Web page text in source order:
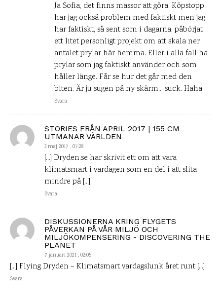
Ja Sofia, det finns massor att göra. Köpstopp
har jag också problem med faktiskt men jag
har faktiskt, så sent som i dagarna, påbörjat
ett litet personligt projekt om att skala ner
antalet prylar här hemma. Eller i alla fall ha
prylar som jag faktiskt använder och som
håller länge. Får se hur det går med den
biten. Är ju sugen på ny skärm… suck. Haha!
Svara
STORIES FRÅN APRIL 2017 | 155 CM
UTMANAR VÄRLDEN
3 maj 2017 , 07:28
[…] Dryden.se har skrivit ett om att vara
klimatsmart i vardagen som en del i att slita
mindre på […]
Svara
DISKUSSIONERNA KRING FLYGETS
PÅVERKAN PÅ VÅR MILJÖ OCH
MILJÖKOMPENSERING - DISCOVERING THE
PLANET
7 januari 2021 , 02:05
[…] Flying Dryden – Klimatsmart vardagslunk året runt […]
Svara